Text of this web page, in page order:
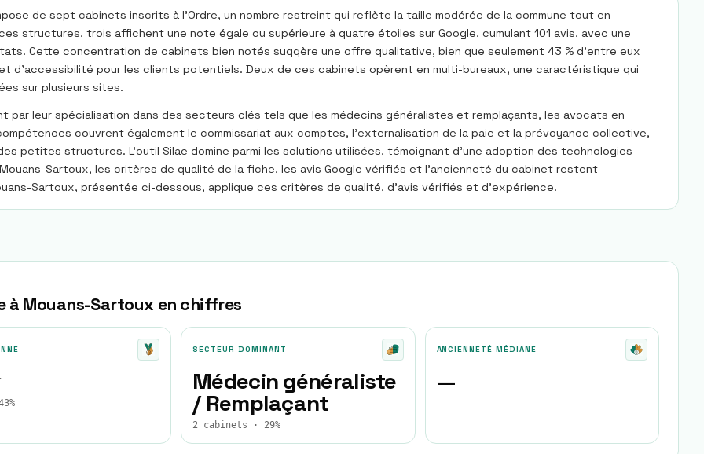
de sept cabinets inscrits à l'Ordre, un nombre restreint qui reflète la taille modérée de la commune tout en
structures, trois affichent une note égale ou supérieure à quatre étoiles sur Google, cumulant 101 avis, avec une
Cette concentration de cabinets bien notés suggère une offre qualitative, bien que seulement 43 % d'entre eux
d'accessibilité pour les clients potentiels. Deux de ces cabinets opèrent en multi-bureaux, une caractéristique qui
sur plusieurs sites.
leur spécialisation dans des secteurs clés tels que les médecins généralistes et remplaçants, les avocats en
couvrent également le commissariat aux comptes, l'externalisation de la paie et la prévoyance collective,
petites structures. L'outil Silae domine parmi les solutions utilisées, témoignant d'une adoption des technologies
Sartoux, les critères de qualité de la fiche, les avis Google vérifiés et l'ancienneté du cabinet restent
Sartoux, présentée ci-dessous, applique ces critères de qualité, d'avis vérifiés et d'expérience.
à Mouans-Sartoux en chiffres
SECTEUR DOMINANT
Médecin généraliste
/ Remplaçant
2 cabinets · 29%
ANCIENNETÉ MÉDIANE
—